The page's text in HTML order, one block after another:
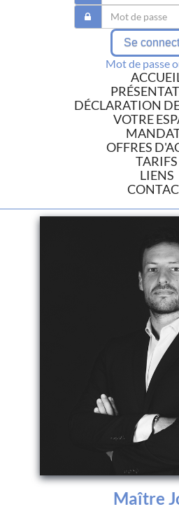
Se
Mot de passe
DÉCLARATION
VOTRE
OFFRES
TARIFS
LIENS
Maître